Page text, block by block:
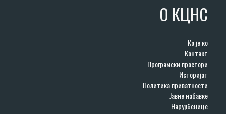
О КЦНС
Ко је ко
Контакт
Програмски простори
Историјат
Политика приватности
Јавне набавке
Наруџбенице